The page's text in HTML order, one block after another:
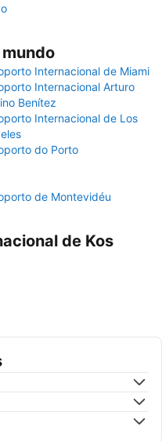
Internacional de Miami
Internacional Arturo
Benítez
Internacional de Los
do Porto
de Montevidéu
de Kos